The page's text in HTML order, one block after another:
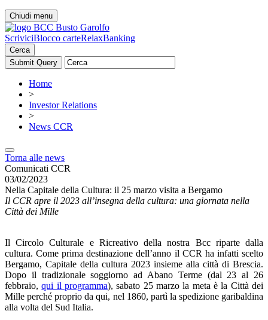
Chiudi menu
ScriviciBlocco carteRelaxBanking
Cerca
Home
>
Investor Relations
>
News CCR
Torna alle news
Comunicati CCR
03/02/2023
Nella Capitale della Cultura: il 25 marzo visita a Bergamo
Il CCR apre il 2023 all’insegna della cultura: una giornata nella
Città dei Mille
Il Circolo Culturale e Ricreativo della nostra Bcc riparte dalla
cultura. Come prima destinazione dell’anno il CCR ha infatti scelto
Bergamo, Capitale della cultura 2023 insieme alla città di Brescia.
Dopo il tradizionale soggiorno ad Abano Terme (dal 23 al 26
febbraio,qui il programma), sabato 25 marzo la meta è la Città dei
Mille perché proprio da qui, nel 1860, partì la spedizione garibaldina
alla volta del Sud Italia.